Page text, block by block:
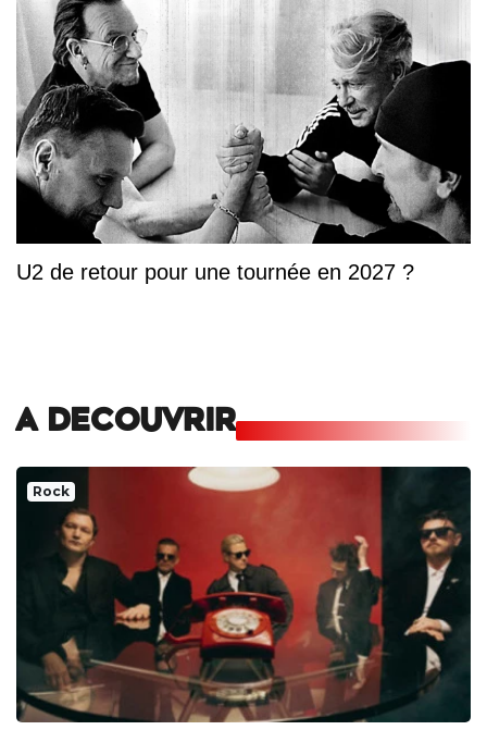
U2 de retour pour une tournée en 2027 ?
A DECOUVRIR
Rock